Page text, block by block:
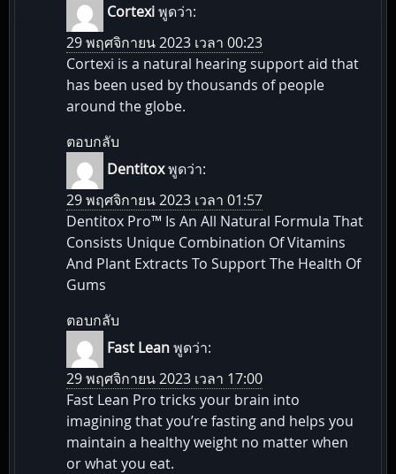
Cortexiพูดว่า:
29 พฤศจิกายน 2023 เวลา 00:23
Cortexi is a natural hearing support aid that
has been used by thousands of people
around the globe.
ตอบกลับ
Dentitoxพูดว่า:
29 พฤศจิกายน 2023 เวลา 01:57
Dentitox Pro™ Is An All Natural Formula That
Consists Unique Combination Of Vitamins
And Plant Extracts To Support The Health Of
Gums
ตอบกลับ
Fast Leanพูดว่า:
29 พฤศจิกายน 2023 เวลา 17:00
Fast Lean Pro tricks your brain into
imagining that you’re fasting and helps you
maintain a healthy weight no matter when
or what you eat.